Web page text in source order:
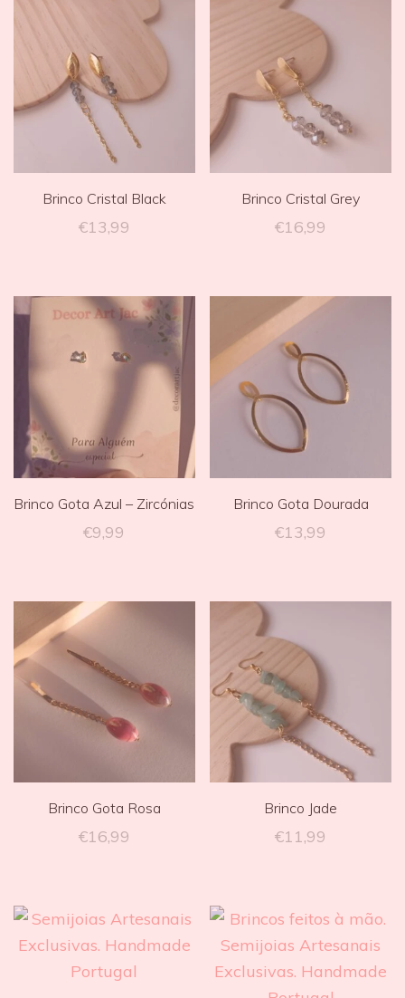
Brinco Cristal Black
€13,99
Brinco Cristal Grey
€16,99
Brinco Gota Azul – Zircónias
€9,99
Brinco Gota Dourada
€13,99
Brinco Gota Rosa
€16,99
Brinco Jade
€11,99